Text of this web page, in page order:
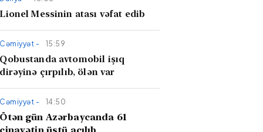
Lionel Messinin atası vəfat edib
Cəmiyyət - 15:59
Qobustanda avtomobil işıq
dirəyinə çırpılıb, ölən var
Cəmiyyət - 14:50
Ötən gün Azərbaycanda 61